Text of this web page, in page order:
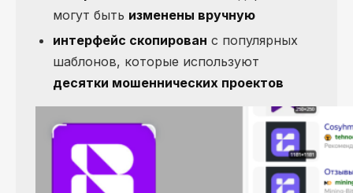
могут быть изменены вручную
интерфейс скопирован с популярных
шаблонов, которые используют
десятки мошеннических проектов